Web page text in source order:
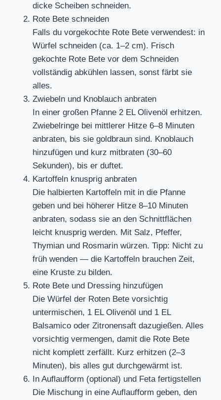
dicke Scheiben schneiden.
Rote Bete schneiden
Falls du vorgekochte Rote Bete verwendest: in
Würfel schneiden (ca. 1–2 cm). Frisch
gekochte Rote Bete vor dem Schneiden
vollständig abkühlen lassen, sonst färbt sie
alles.
Zwiebeln und Knoblauch anbraten
In einer großen Pfanne 2 EL Olivenöl erhitzen.
Zwiebelringe bei mittlerer Hitze 6–8 Minuten
anbraten, bis sie goldbraun sind. Knoblauch
hinzufügen und kurz mitbraten (30–60
Sekunden), bis er duftet.
Kartoffeln knusprig anbraten
Die halbierten Kartoffeln mit in die Pfanne
geben und bei höherer Hitze 8–10 Minuten
anbraten, sodass sie an den Schnittflächen
leicht knusprig werden. Mit Salz, Pfeffer,
Thymian und Rosmarin würzen. Tipp: Nicht zu
früh wenden — die Kartoffeln brauchen Zeit,
eine Kruste zu bilden.
Rote Bete und Dressing hinzufügen
Die Würfel der Roten Bete vorsichtig
untermischen, 1 EL Olivenöl und 1 EL
Balsamico oder Zitronensaft dazugießen. Alles
vorsichtig vermengen, damit die Rote Bete
nicht komplett zerfällt. Kurz erhitzen (2–3
Minuten), bis alles gut durchgewärmt ist.
In Auflaufform (optional) und Feta fertigstellen
Die Mischung in eine Auflaufform geben, den